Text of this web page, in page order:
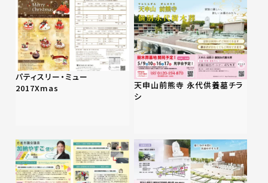
パティスリー・ミュー
2017Xmas
天申山前熊寺 永代供養墓チラ
シ